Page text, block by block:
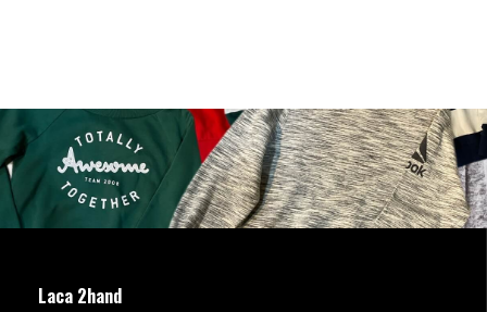
Laca 2hand